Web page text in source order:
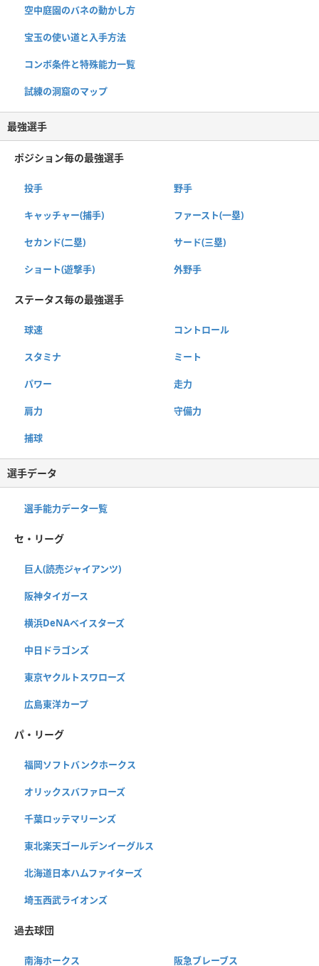
空中庭園のバネの動かし方
宝玉の使い道と入手方法
コンボ条件と特殊能力一覧
試練の洞窟のマップ
最強選手
ポジション毎の最強選手
投手 野手
キャッチャー(捕手) ファースト(一塁)
セカンド(二塁) サード(三塁)
ショート(遊撃手) 外野手
ステータス毎の最強選手
球速 コントロール
スタミナ ミート
パワー 走力
肩力 守備力
捕球
選手データ
選手能力データ一覧
セ・リーグ
巨人(読売ジャイアンツ)
阪神タイガース
横浜DeNAベイスターズ
中日ドラゴンズ
東京ヤクルトスワローズ
広島東洋カープ
パ・リーグ
福岡ソフトバンクホークス
オリックスバファローズ
千葉ロッテマリーンズ
東北楽天ゴールデンイーグルス
北海道日本ハムファイターズ
埼玉西武ライオンズ
過去球団
南海ホークス 阪急ブレーブス